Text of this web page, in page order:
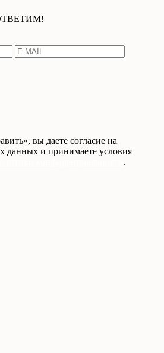
вы даете согласие на
данных и принимаете условия
.